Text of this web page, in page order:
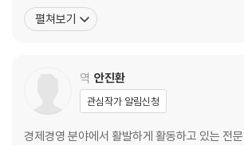
15장 오류의 역전파
16장 컨볼루션 러닝
17장 보상학습
18장 NIPS
딥러닝 기술의 초석이 된 볼츠만 머신 알고리즘
께 개발한 것을 비롯해 뉴럴 네트워크의 학습 이
펼쳐보기
역 안진환
관심작가 알림신청
경제경영 분야에서 활발하게 활동하고 있는 전